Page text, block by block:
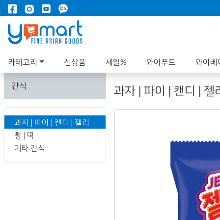
카테고리 신상품 세일% 와이푸드 와이베
간식
과자 | 파이 | 캔디 | 젤리
빵 | 떡
기타 간식
과자 | 파이 | 캔디 | 젤